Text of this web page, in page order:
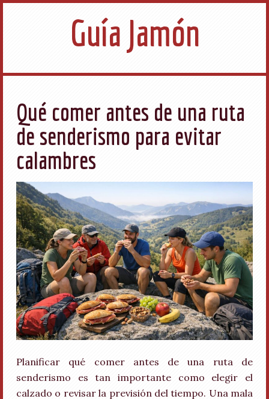
Guía Jamón
Qué comer antes de una ruta
de senderismo para evitar
calambres
Planificar qué comer antes de una ruta de
senderismo es tan importante como elegir el
calzado o revisar la previsión del tiempo. Una mala